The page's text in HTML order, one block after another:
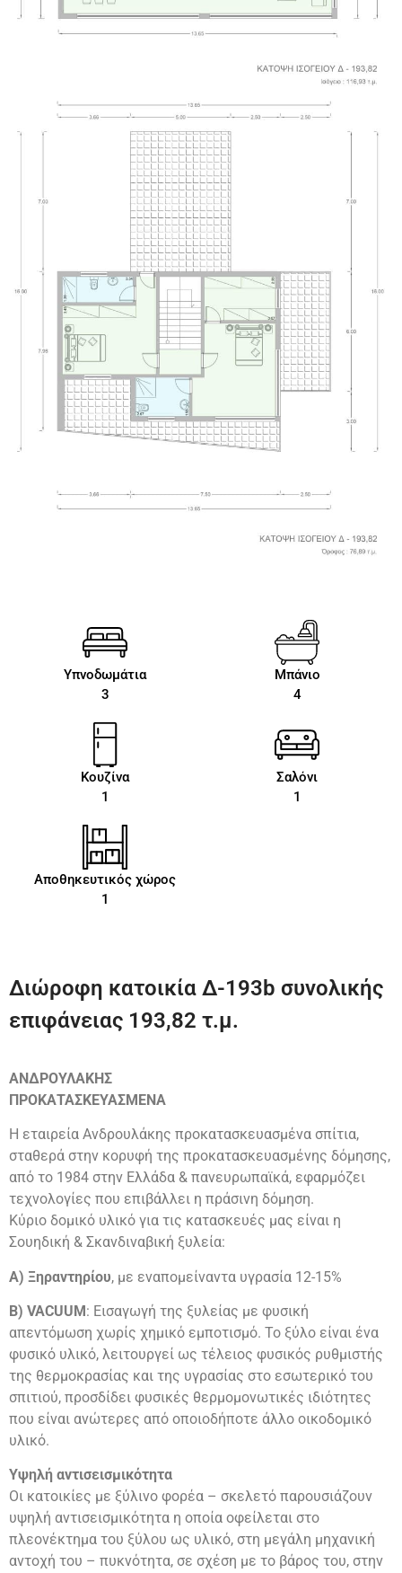
Υπνοδωμάτια
3
Μπάνιο
4
Κουζίνα
1
Σαλόνι
1
Αποθηκευτικός χώρος
1
Διώροφη κατοικία Δ-193b συνολικής
επιφάνειας 193,82 τ.μ.
ΑΝΔΡΟΥΛΑΚΗΣ
ΠΡΟΚΑΤΑΣΚΕΥΑΣΜΕΝΑ
Η εταιρεία Ανδρουλάκης προκατασκευασμένα σπίτια,
σταθερά στην κορυφή της προκατασκευασμένης δόμησης,
από το 1984 στην Ελλάδα & πανευρωπαϊκά, εφαρμόζει
τεχνολογίες που επιβάλλει η πράσινη δόμηση.
Κύριο δομικό υλικό για τις κατασκευές μας είναι η
Σουηδική & Σκανδιναβική ξυλεία:
Α) Ξηραντηρίου, με εναπομείναντα υγρασία 12-15%
Β) VACUUM: Εισαγωγή της ξυλείας με φυσική
απεντόμωση χωρίς χημικό εμποτισμό. Το ξύλο είναι ένα
φυσικό υλικό, λειτουργεί ως τέλειος φυσικός ρυθμιστής
της θερμοκρασίας και της υγρασίας στο εσωτερικό του
σπιτιού, προσδίδει φυσικές θερμομονωτικές ιδιότητες
που είναι ανώτερες από οποιοδήποτε άλλο οικοδομικό
υλικό.
Υψηλή αντισεισμικότητα
Οι κατοικίες με ξύλινο φορέα – σκελετό παρουσιάζουν
υψηλή αντισεισμικότητα η οποία οφείλεται στο
πλεονέκτημα του ξύλου ως υλικό, στη μεγάλη μηχανική
αντοχή του – πυκνότητα, σε σχέση με το βάρος του, στην